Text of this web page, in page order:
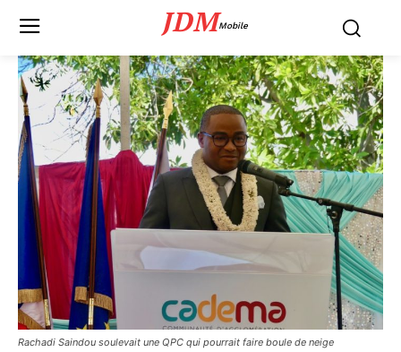
JDMMobile
Rachadi Saindou soulevait une QPC qui pourrait faire boule de neige